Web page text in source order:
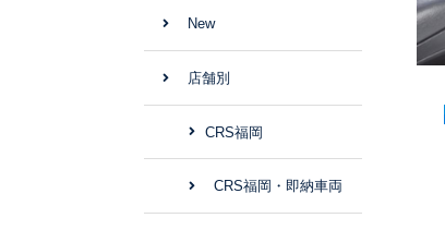
New
店舗別
CRS福岡
CRS福岡・即納車両